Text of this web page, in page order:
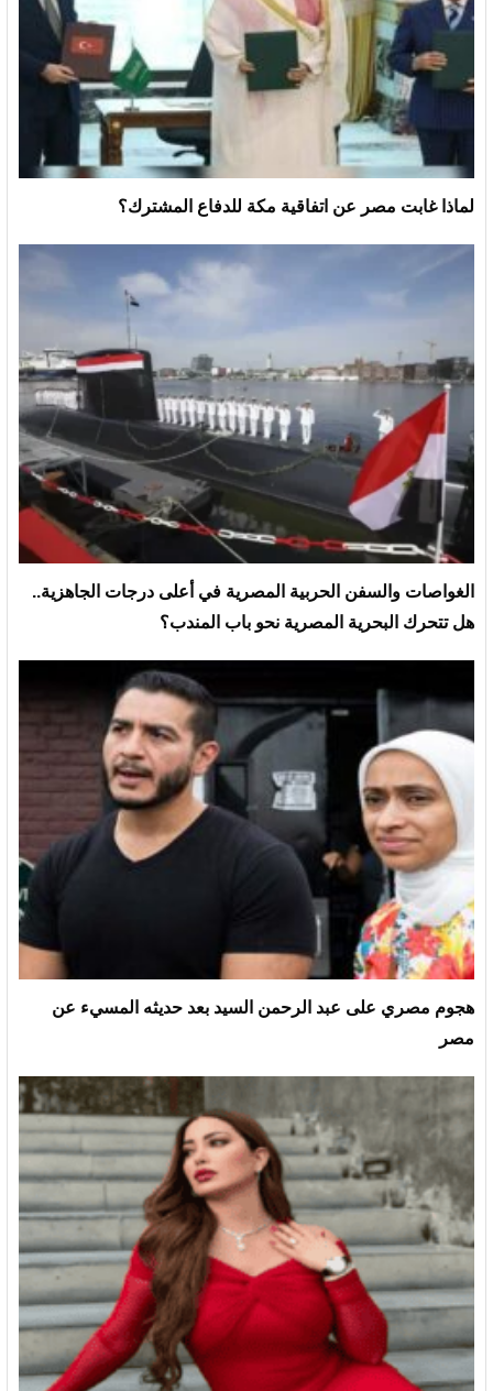
لماذا غابت مصر عن اتفاقية مكة للدفاع المشترك؟
الغواصات والسفن الحربية المصرية في أعلى درجات الجاهزية..
هل تتحرك البحرية المصرية نحو باب المندب؟
هجوم مصري على عبد الرحمن السيد بعد حديثه المسيء عن
مصر